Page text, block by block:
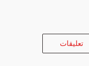
تعليقات